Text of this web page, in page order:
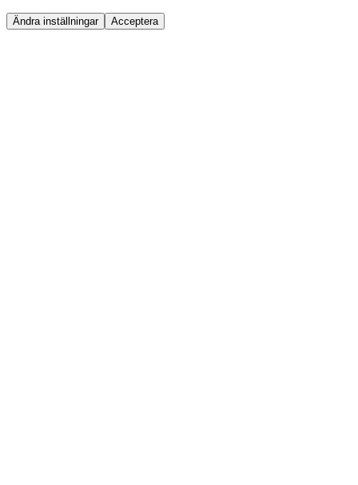
Ändra inställningar Acceptera